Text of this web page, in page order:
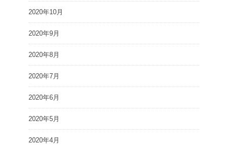
2020年10月
2020年9月
2020年8月
2020年7月
2020年6月
2020年5月
2020年4月